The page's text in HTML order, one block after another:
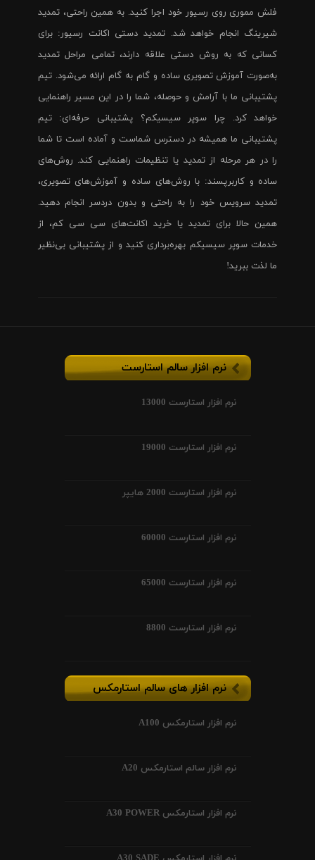
فلش مموری روی رسیور خود اجرا کنید. به همین راحتی، تمدید
شیرینگ انجام خواهد شد. تمدید دستی اکانت رسیور: برای
کسانی که به روش دستی علاقه دارند، تمامی مراحل تمدید
به‌صورت آموزش تصویری ساده و گام به گام ارائه می‌شود. تیم
پشتیبانی ما با آرامش و حوصله، شما را در این مسیر راهنمایی
خواهد کرد. چرا سوپر سیسیکم؟ پشتیبانی حرفه‌ای: تیم
پشتیبانی ما همیشه در دسترس شماست و آماده است تا شما
را در هر مرحله از تمدید یا تنظیمات راهنمایی کند. روش‌های
ساده و کاربرپسند: با روش‌های ساده و آموزش‌های تصویری،
تمدید سرویس خود را به راحتی و بدون دردسر انجام دهید.
همین حالا برای تمدید یا خرید اکانت‌های سی سی کم، از
خدمات سوپر سیسیکم بهره‌برداری کنید و از پشتیبانی بی‌نظیر
ما لذت ببرید!
نرم افزار سالم استارست
نرم افزار استارست 13000
نرم افزار استارست 19000
نرم افزار استارست 2000 هایپر
نرم افزار استارست 60000
نرم افزار استارست 65000
نرم افزار استارست 8800
نرم افزار های سالم استارمکس
نرم افزار استارمکس A100
نرم افزار سالم استارمکس A20
نرم افزار استارمکس A30 POWER